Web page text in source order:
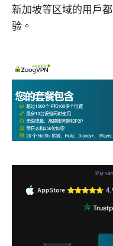
新加坡等区域的用户
验。